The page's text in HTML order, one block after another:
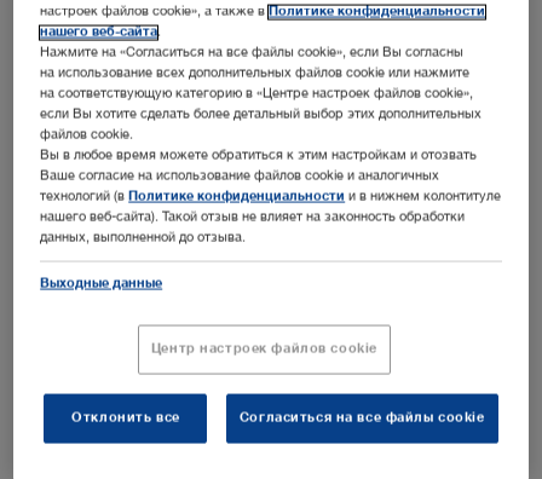
Endoscopy in Small Exotic Animals – Set for birds,
reptiles, amphibians, small mammals and fish
тип мультимедиа:
ENDOWORLD®
ключевые слова:
авторы:
KARL STORZ
версия документа:
12.1 06-2025
номер:
Разделы:
Скачать (PDF | 0.9 MB)
настроек файлов cookie», а также вПолитике конфиденциальности
нашего веб-сайта.
Нажмите на «Согласиться на все файлы cookie», если Вы согласны
на использование всех дополнительных файлов cookie или нажмите
на соответствующую категорию в «Центре настроек файлов cookie»,
если Вы хотите сделать более детальный выбор этих дополнительных
файлов cookie.
Вы в любое время можете обратиться к этим настройкам и отозвать
Ваше согласие на использование файлов cookie и аналогичных
технологий (вПолитике конфиденциальности и в нижнем колонтитуле
нашего веб-сайта). Такой отзыв не влияет на законность обработки
данных, выполненной до отзыва.
Выходные данные
Центр настроек файлов cookie
Отклонить все Согласиться на все файлы cookie